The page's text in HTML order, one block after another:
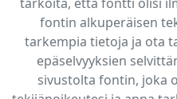
fontin alkuperäisen
tarkempia tietoja ja ota
epäselvyyksien
sivustolta fontin, joka